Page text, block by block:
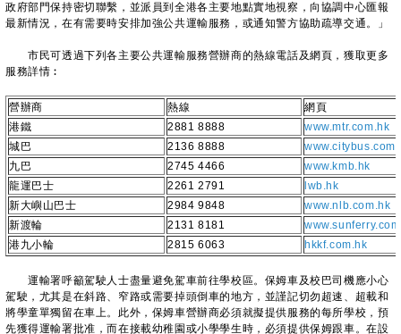
政府部門保持密切聯繫，並派員到全港各主要地點實地視察，向協調中心匯報
最新情況，在有需要時安排加強公共運輸服務，或通知警方協助疏導交通。」
市民可透過下列各主要公共運輸服務營辦商的熱線電話及網頁，獲取更多
服務詳情︰
營辦商 熱線
網頁
港鐵
2881 8888
www.mtr.com.hk
城巴
2136 8888
九巴
2745 4466
www.kmb.hk
龍運巴士
2261 2791
lwb.hk
新大嶼山巴士
2984 9848
www.nlb.com.hk
新渡輪
2131 8181
港九小輪
2815 6063 hkkf.com.hk
運輸署呼籲駕駛人士盡量避免駕車前往學校區。保姆車及校巴司機應小心
駕駛，尤其是在斜路、窄路或需要掉頭倒車的地方，並謹記切勿超速、超載和
將學童單獨留在車上。此外，保姆車營辦商必須就擬提供服務的每所學校，預
先獲得運輸署批准，而在接載幼稚園或小學學生時，必須提供保姆跟車。在設